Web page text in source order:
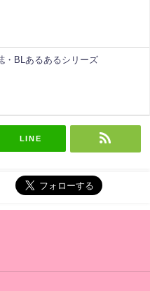
・BLあるあるシリーズ
LINE